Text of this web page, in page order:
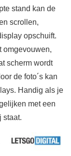
stand kan de
scrollen,
opschuift.
omgevouwen,
scherm wordt
de foto´s kan
Handig als je
met een
staat.